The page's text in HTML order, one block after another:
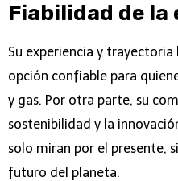
Fiabilidad de la
Su experiencia y trayectoria
opción confiable para
y gas. Por otra parte, su
sostenibilidad y la
solo miran por el presente,
futuro del planeta.